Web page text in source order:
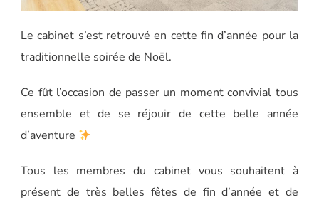
Le cabinet s’est retrouvé en cette fin d’année pour la
traditionnelle soirée de Noël.
Ce fût l’occasion de passer un moment convivial tous
ensemble et de se réjouir de cette belle année
d’aventure
Tous les membres du cabinet vous souhaitent à
présent de très belles fêtes de fin d’année et de